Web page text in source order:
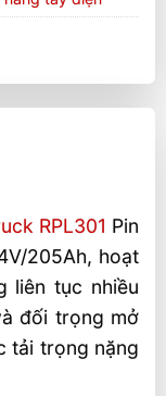
RPL301 Pin
205Ah, hoạt
liên tục nhiều
đối trọng mở
tải trọng nặng